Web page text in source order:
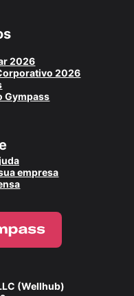
2026
2026
Gympass
empresa
(Wellhub)